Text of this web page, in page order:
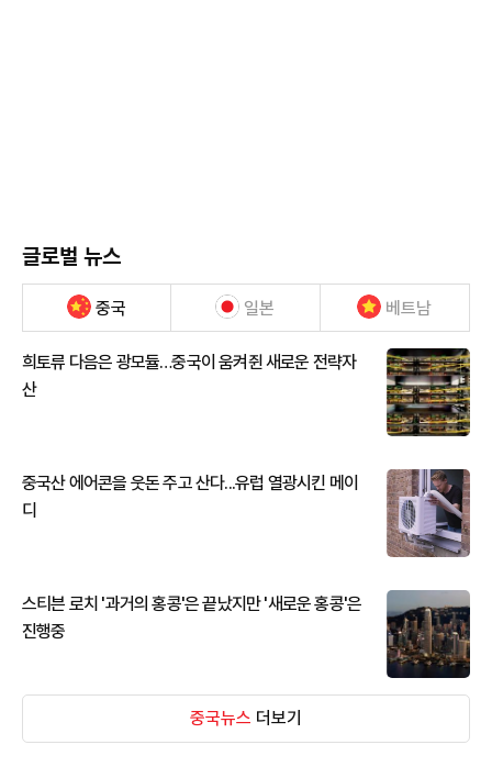
글로벌 뉴스
중국 일본 베트남
희토류 다음은 광모듈…중국이 움켜쥔 새로운 전략자
산
중국산 에어콘을 웃돈 주고 산다...유럽 열광시킨 메이
디
스티븐 로치 '과거의 홍콩'은 끝났지만 '새로운 홍콩'은
진행중
중국뉴스 더보기